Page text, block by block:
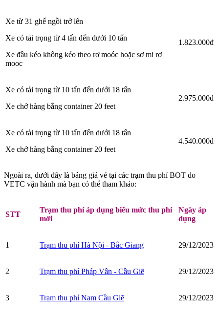
Xe từ 31 ghế ngồi trở lên
Xe có tải trọng từ 4 tấn đến dưới 10 tấn
Xe đầu kéo không kéo theo rơ moóc hoặc sơ mi rơ
mooc
1.823.000đ
Xe có tải trọng từ 10 tấn đến dưới 18 tấn
Xe chở hàng bằng container 20 feet
2.975.000đ
Xe có tải trọng từ 10 tấn đến dưới 18 tấn
Xe chở hàng bằng container 20 feet
4.540.000đ
Ngoài ra, dưới đây là bảng giá vé tại các trạm thu phí BOT do
VETC vận hành mà bạn có thể tham khảo:
STT
Trạm thu phí áp dụng biểu mức thu phí
mới
Ngày áp
dụng
1 Trạm thu phí Hà Nội - Bắc Giang 29/12/2023
2 Trạm thu phí Pháp Vân - Cầu Giẽ 29/12/2023
3 Trạm thu phí Nam Cầu Giẽ 29/12/2023